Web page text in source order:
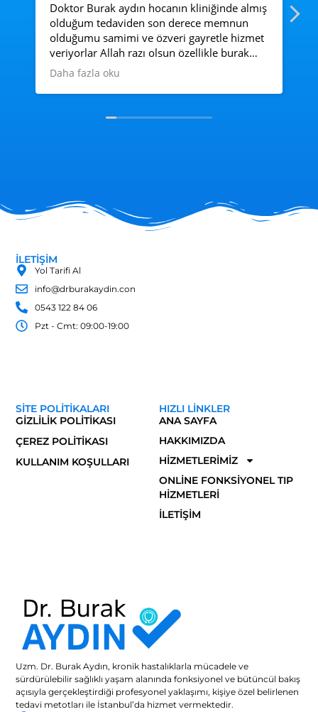
Doktor Burak aydın hocanın kliniğinde almış
olduğum tedaviden son derece memnun
olduğumu samimi ve özveri gayretle hizmet
veriyorlar Allah razı olsun özellikle burak
hocadan ve diyetisyen Merve hanıma çok
alakalarından dolayı
emeği var Allah senden razı olsun rabbim
sizi yormasın Sümeyye hanım hepinize
esenlikler diliyorum...
Daha fazla oku
Uzm. Dr. Burak Aydın, kronik hastalıklarla mücadele ve
sürdürülebilir sağlıklı yaşam alanında fonksiyonel ve bütüncül bakış
açısıyla gerçekleştirdiği profesyonel yaklaşımı, kişiye özel belirlenen
tedavi metotları ile İstanbul’da hizmet vermektedir.
HIZLI LINKLER
ANA SAYFA
HAKKIMIZDA
HIZMETLERIMIZ
ONLINE FONKSIYONEL TIP
HIZMETLERI
İLETIŞIM
SITE POLITIKALARI
GIZLILIK POLITIKASI
ÇEREZ POLITIKASI
KULLANIM KOŞULLARI
İLETİŞİM
Yol Tarifi Al
info@drburakaydin.con
0543 122 84 06
Pzt - Cmt: 09:00-19:00